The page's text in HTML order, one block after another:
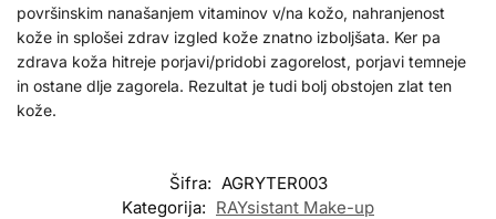
površinskim nanašanjem vitaminov v/na kožo, nahranjenost
kože in splošei zdrav izgled kože znatno izboljšata. Ker pa
zdrava koža hitreje porjavi/pridobi zagorelost, porjavi temneje
in ostane dlje zagorela. Rezultat je tudi bolj obstojen zlat ten
kože.
Šifra: AGRYTER003
Kategorija: RAYsistant Make-up